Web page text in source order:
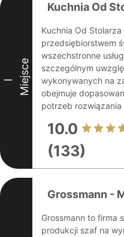
I Miejsce
Kuchnia Od
Kuchnia Od
przedsiębiorstwem
wszechstronne
szczególnym
wykonywanych na
obejmuje
potrzeb rozwiązania
10.0
(133)
Grossmann -
Grossmann to firma
produkcji szaf na